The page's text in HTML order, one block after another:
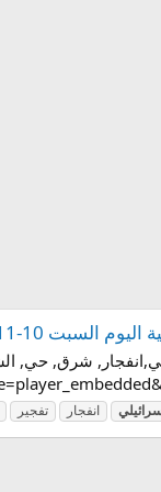
10-11-2027
انفجار تفجير